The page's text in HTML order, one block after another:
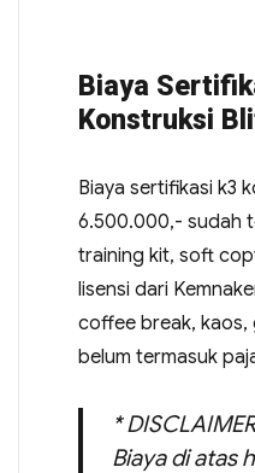
Biaya
Konstruksi
Biaya sertifikasi k3
6.500.000,- sudah
training kit, soft
lisensi dari
coffee break, kaos,
belum termasuk
*
Biaya di atas